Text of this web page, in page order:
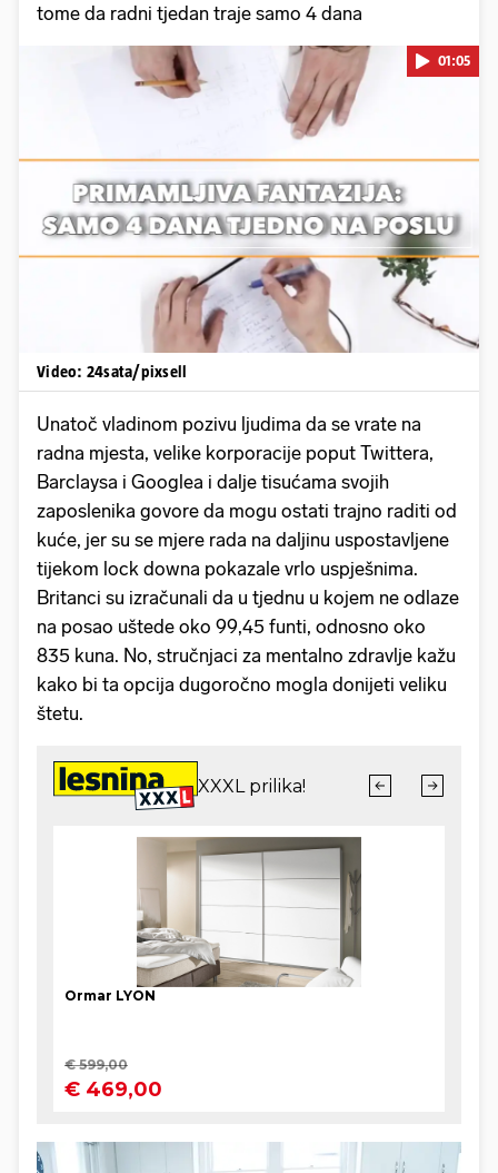
tome da radni tjedan traje samo 4 dana
Pokretanje videa...
01:05
Video: 24sata/pixsell
Unatoč vladinom pozivu ljudima da se vrate na
radna mjesta, velike korporacije poput Twittera,
Barclaysa i Googlea i dalje tisućama svojih
zaposlenika govore da mogu ostati trajno raditi od
kuće, jer su se mjere rada na daljinu uspostavljene
tijekom lock downa pokazale vrlo uspješnima.
Britanci su izračunali da u tjednu u kojem ne odlaze
na posao uštede oko 99,45 funti, odnosno oko
835 kuna. No, stručnjaci za mentalno zdravlje kažu
kako bi ta opcija dugoročno mogla donijeti veliku
štetu.